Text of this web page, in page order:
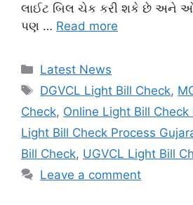
લાઈટ બિલ ચેક કરી શકે છે અને
પણ … Read more
Categories
Latest News
Tags
DGVCL Light Bill Check,
Check, Online Light Bill Check
Light Bill Check Process
Bill Check, UGVCL Light Bill
Leave a comment